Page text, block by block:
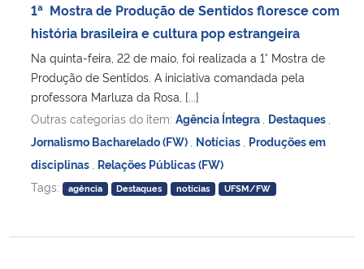
1ª Mostra de Produção de Sentidos floresce com
história brasileira e cultura pop estrangeira
Na quinta-feira, 22 de maio, foi realizada a 1° Mostra de
Produção de Sentidos. A iniciativa comandada pela
professora Marluza da Rosa, [...]
Outras categorias do item: Agência Íntegra Destaques
Jornalismo Bacharelado (FW) Notícias Produções em
disciplinas Relações Públicas (FW)
Tags:
agência Destaques notícias UFSM/FW